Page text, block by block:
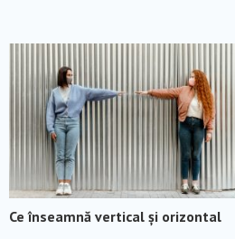
Ce înseamnă vertical și orizontal